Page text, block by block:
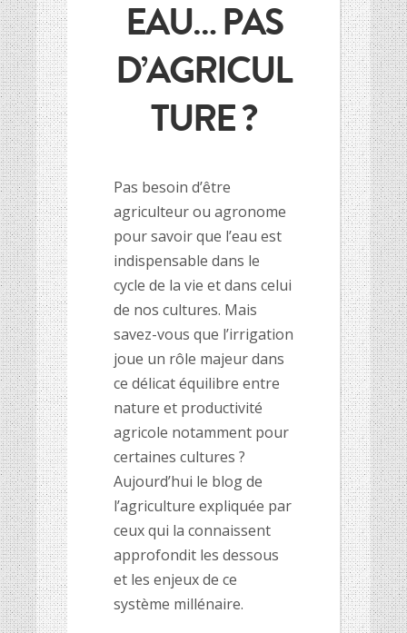
HISTOIRE DES CULTURES
L’association
Et si on parlait un peu d’agriculture ?
Inscriptions newsletter, questions…
Mentions Légales
Google+
HISTOIRE DES CULTURES
L’association
Et si on parlait un peu d’agriculture ?
Inscriptions newsletter, questions…
EAU… PAS
D’AGRICUL
TURE ?
Pas besoin d’être
agriculteur ou agronome
pour savoir que l’eau est
indispensable dans le
cycle de la vie et dans celui
de nos cultures. Mais
savez-vous que l’irrigation
joue un rôle majeur dans
ce délicat équilibre entre
nature et productivité
agricole notamment pour
certaines cultures ?
Aujourd’hui le blog de
l’agriculture expliquée par
ceux qui la connaissent
approfondit les dessous
et les enjeux de ce
système millénaire.